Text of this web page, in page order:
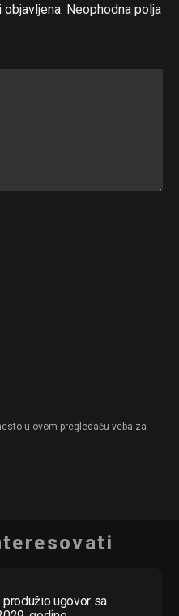
Neophodna polja
u ovom pregledaču veba za
ugovor sa